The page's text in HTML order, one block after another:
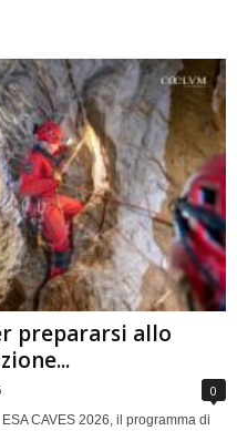
prepararsi allo
0
CAVES 2026, il programma di